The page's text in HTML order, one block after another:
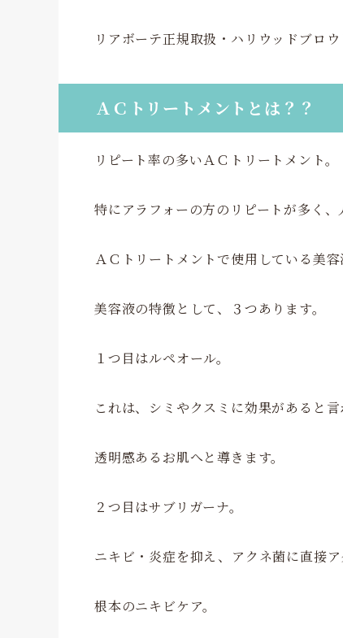
リアボーテ正規取扱・ハリウッドブロウ
ＡＣトリートメントとは？？
リピート率の多いＡＣトリートメント。
特にアラフォーの方のリピートが多く、
ＡＣトリートメントで使用している美
美容液の特徴として、３つあります。
１つ目はルペオール。
これは、シミやクスミに効果があると言
透明感あるお肌へと導きます。
２つ目はサブリガーナ。
ニキビ・炎症を抑え、アクネ菌に直接ア
根本のニキビケア。